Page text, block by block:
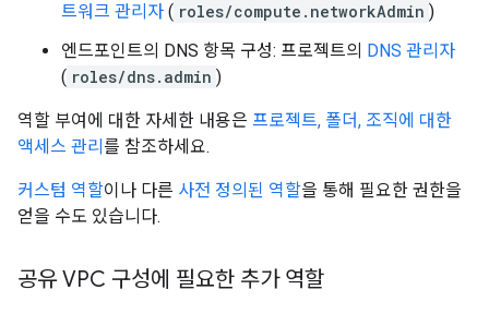
트워크 관리자 ( roles/compute.networkAdmin )
엔드포인트의 DNS 항목 구성: 프로젝트의 DNS 관리자
( roles/dns.admin )
역할 부여에 대한 자세한 내용은 프로젝트, 폴더, 조직에 대한
액세스 관리 를 참조하세요.
커스텀 역할이나 다른 사전 정의된 역할을 통해 필요한 권한을
얻을 수도 있습니다.
공유 VPC 구성에 필요한 추가 역할